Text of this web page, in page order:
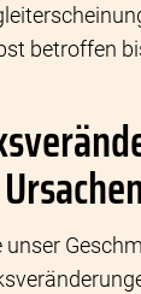
betroffen